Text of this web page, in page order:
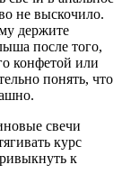
не выскочило.
держите
после того,
конфетой или
понять, что
свечи
курс
к